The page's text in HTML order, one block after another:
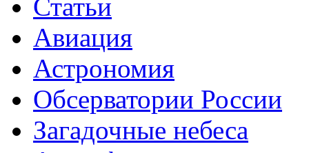
Статьи
Авиация
Астрономия
Обсерватории России
Загадочные небеса